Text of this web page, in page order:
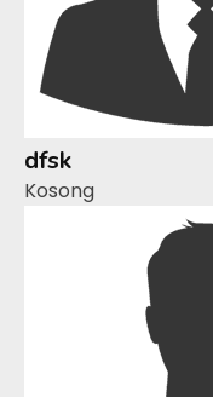
dfsk
Kosong